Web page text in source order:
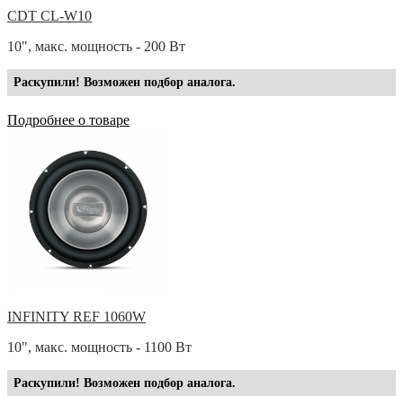
CDT CL-W10
10", макс. мощность - 200 Вт
Раскупили! Возможен подбор аналога.
Подробнее о товаре
INFINITY REF 1060W
10", макс. мощность - 1100 Вт
Раскупили! Возможен подбор аналога.